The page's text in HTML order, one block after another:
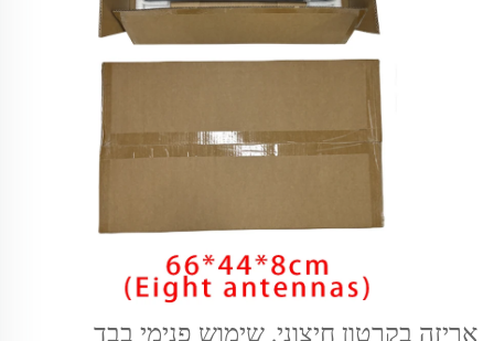
אריזה בקרטון חיצוני, שימוש פנימי בבד